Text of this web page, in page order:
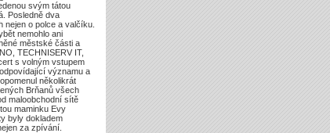
svým tátou
Posledně dva
nejen o polce a valčíku.
nemohlo ani
městské části a
TECHNISERV IT,
s volným vstupem
významu a
několikrát
Brňanů všech
maloobchodní sítě
maminku Evy
byly dokladem
za zpívání.